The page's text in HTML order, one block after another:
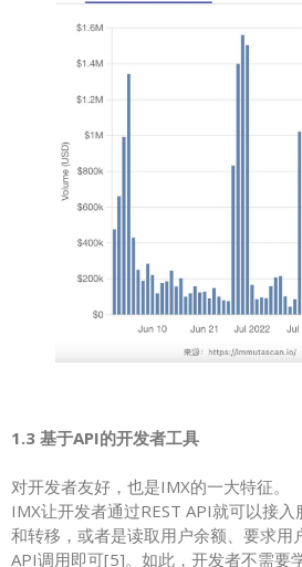
1.3 基于API的开发者工具
对开发者友好，也是IMX的一大特征。
IMX让开发者通过REST API就可以接
和转移，或者是读取用户余额、要求用
API调用即可[5]。如此，开发者不需要